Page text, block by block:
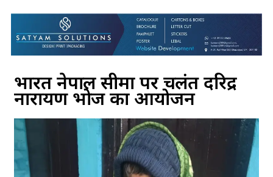
भारत नेपाल सीमा पर चलंत दरिद्र
नारायण भोज का आयोजन